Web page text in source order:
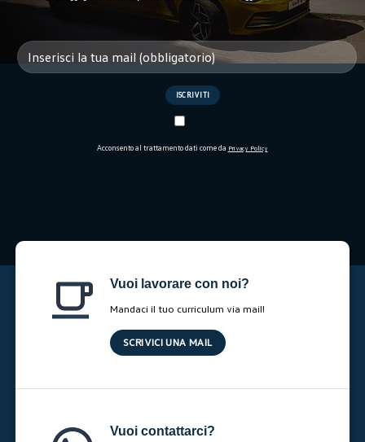
Acconsento al trattamento dati come da Privacy Policy
Vuoi lavorare con noi?
Mandaci il tuo curriculum via mail!
SCRIVICI UNA MAIL
Vuoi contattarci?